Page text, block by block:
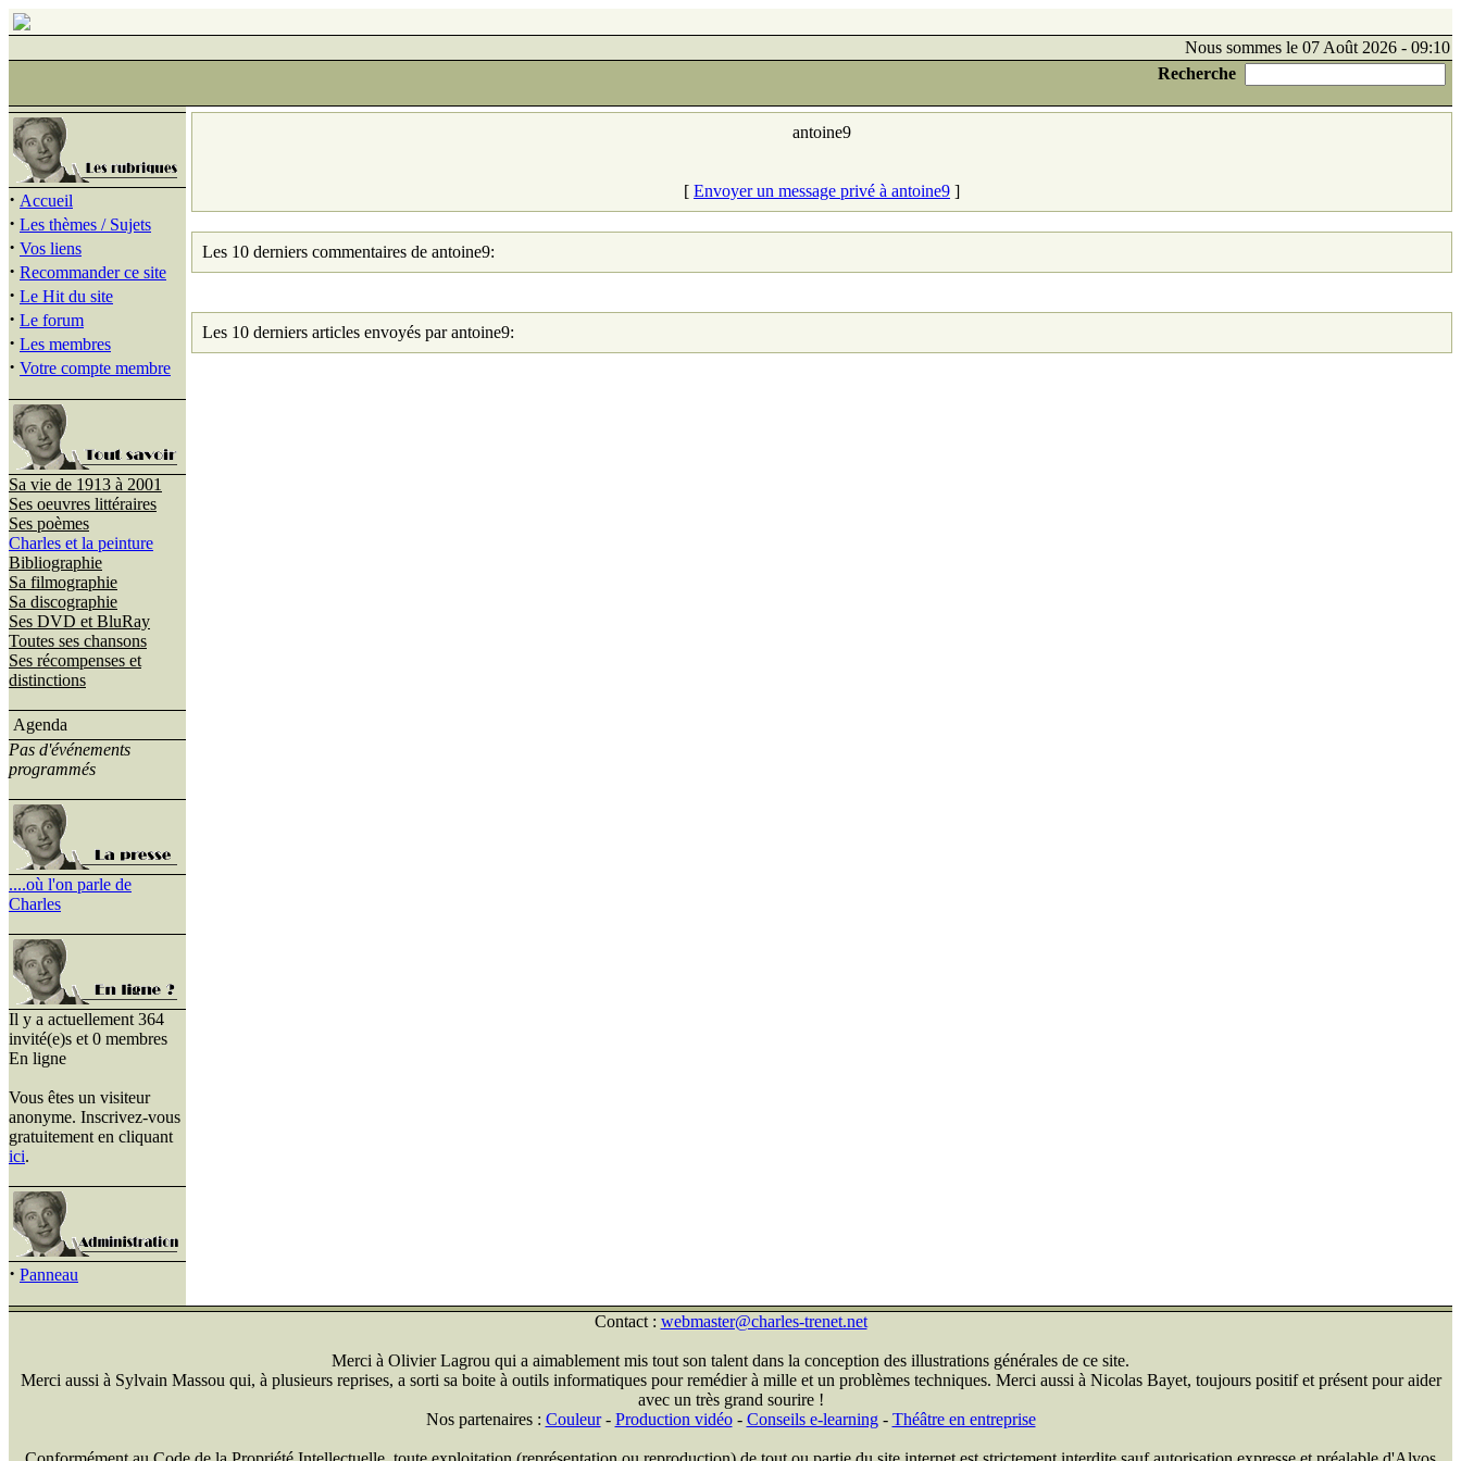
Nous sommes le 07 Août 2026 - 09:10
Recherche
· Accueil
· Les thèmes / Sujets
· Vos liens
· Recommander ce site
· Le Hit du site
· Le forum
· Les membres
· Votre compte membre
Sa vie de 1913 à 2001
Ses oeuvres littéraires
Ses poèmes
Charles et la peinture
Bibliographie
Sa filmographie
Sa discographie
Ses DVD et BluRay
Toutes ses chansons
Ses récompenses et
distinctions
Agenda
Pas d'événements
programmés
....où l'on parle de
Charles
Il y a actuellement 364
invité(e)s et 0 membres
En ligne
Vous êtes un visiteur
anonyme. Inscrivez-vous
gratuitement en cliquant
ici.
· Panneau
antoine9
[ Envoyer un message privé à antoine9 ]
Les 10 derniers commentaires de antoine9:
Les 10 derniers articles envoyés par antoine9:
Contact : webmaster@charles-trenet.net
Merci à Olivier Lagrou qui a aimablement mis tout son talent dans la conception des illustrations générales de ce site.
Merci aussi à Sylvain Massou qui, à plusieurs reprises, a sorti sa boite à outils informatiques pour remédier à mille et un problèmes techniques. Merci aussi à Nicolas Bayet, toujours positif et présent pour aider
avec un très grand sourire !
Nos partenaires : Couleur- Production vidéo- Conseils e-learning- Théâtre en entreprise